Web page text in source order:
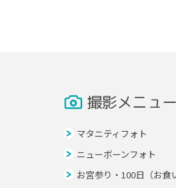
撮影メニュー
マタニティフォト
ニューボーンフォト
お宮参り・100日（お食